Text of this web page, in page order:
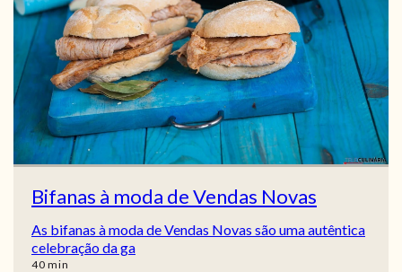
Bifanas à moda de Vendas Novas
As bifanas à moda de Vendas Novas são uma autêntica
celebração da ga
40min
min